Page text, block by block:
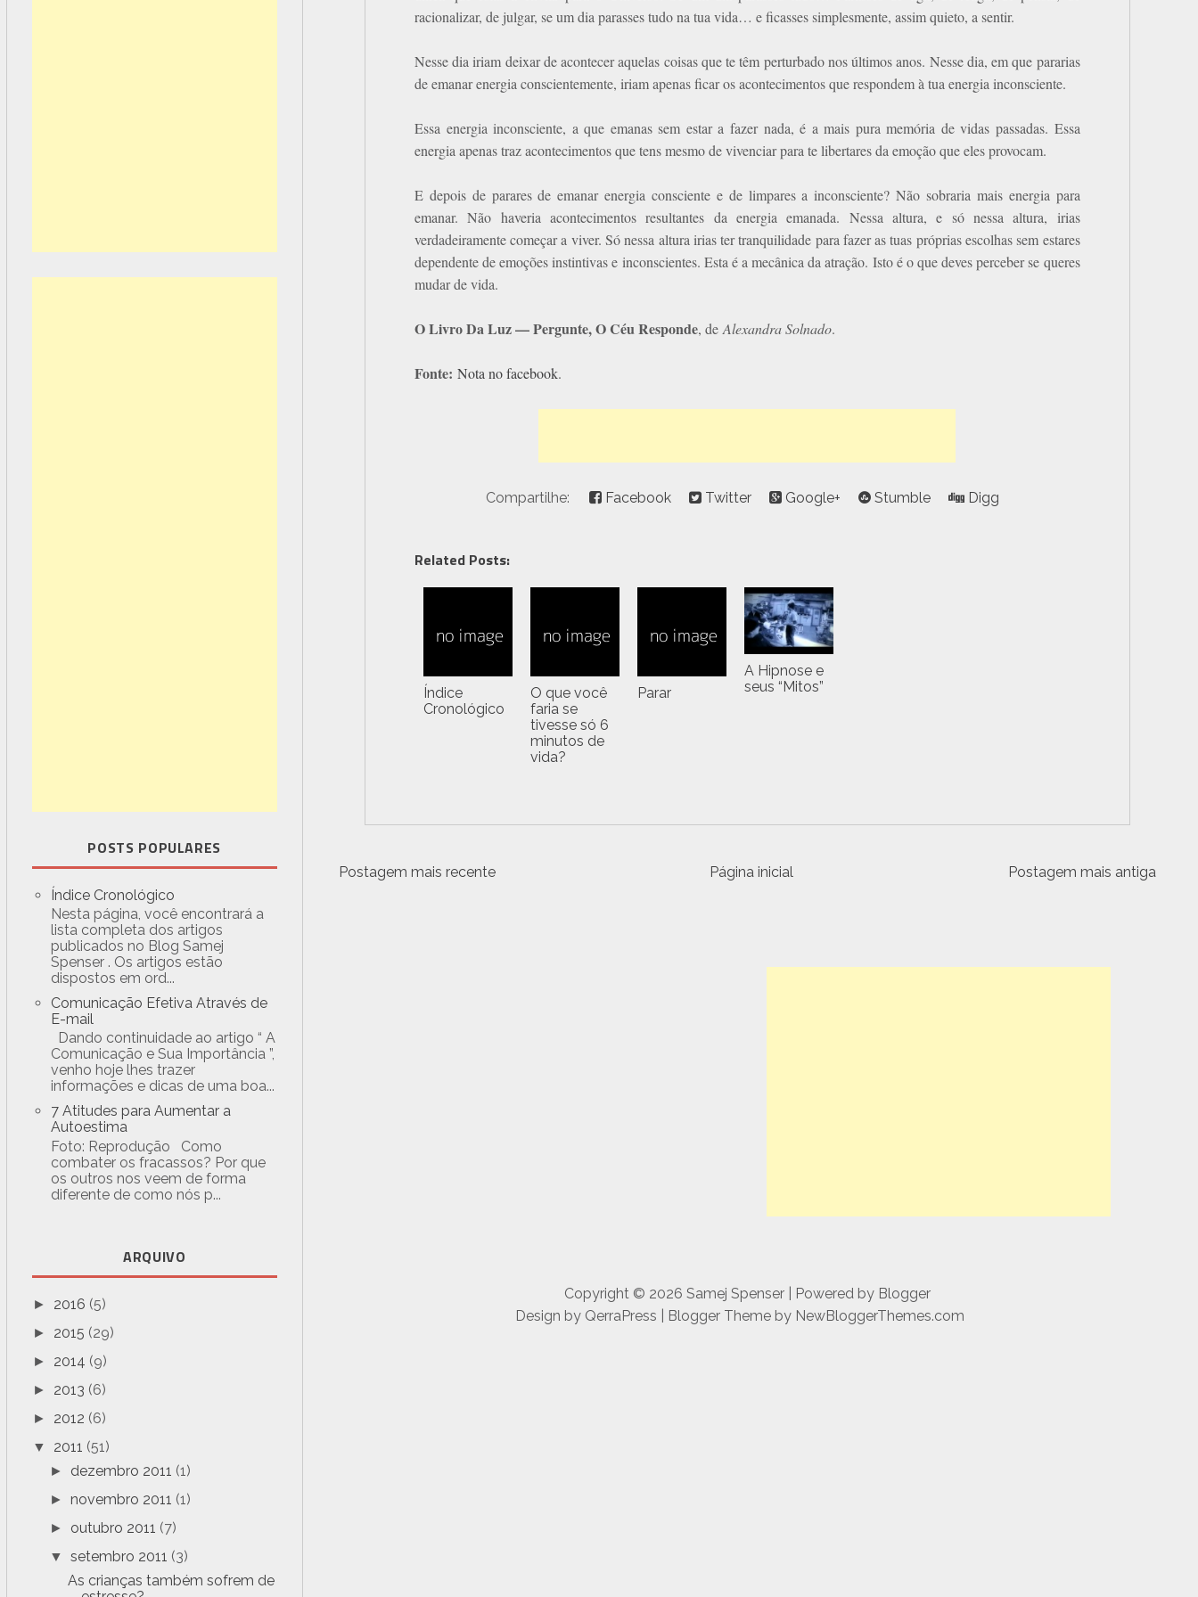
POSTS POPULARES
Índice Cronológico
Nesta página, você encontrará a
lista completa dos artigos
publicados no Blog Samej
Spenser . Os artigos estão
dispostos em ord...
Comunicação Efetiva Através de
E-mail
Dando continuidade ao artigo “ A
Comunicação e Sua Importância ”,
venho hoje lhes trazer
informações e dicas de uma boa...
7 Atitudes para Aumentar a
Autoestima
Foto: Reprodução Como
combater os fracassos? Por que
os outros nos veem de forma
diferente de como nós p...
ARQUIVO
► 2016 (5)
► 2015 (29)
► 2014 (9)
► 2013 (6)
► 2012 (6)
▼ 2011 (51)
► dezembro 2011 (1)
►novembro 2011 (1)
► outubro 2011 (7)
▼setembro 2011 (3)
As crianças também sofrem de
racionalizar, de julgar, se um dia parasses tudo na tua vida… e ficasses simplesmente, assim quieto, a sentir.
Nesse dia iriam deixar de acontecer aquelas coisas que te têm perturbado nos últimos anos. Nesse dia, em que pararias
de emanar energia conscientemente, iriam apenas ficar os acontecimentos que respondem à tua energia inconsciente.
Essa energia inconsciente, a que emanas sem estar a fazer nada, é a mais pura memória de vidas passadas. Essa
energia apenas traz acontecimentos que tens mesmo de vivenciar para te libertares da emoção que eles provocam.
E depois de parares de emanar energia consciente e de limpares a inconsciente? Não sobraria mais energia para
emanar. Não haveria acontecimentos resultantes da energia emanada. Nessa altura, e só nessa altura, irias
verdadeiramente começar a viver. Só nessa altura irias ter tranquilidade para fazer as tuas próprias escolhas sem estares
dependente de emoções instintivas e inconscientes. Esta é a mecânica da atração. Isto é o que deves perceber se queres
mudar de vida.
O Livro Da Luz — Pergunte, O Céu Responde, deAlexandra Solnado.
Fonte: Nota no facebook.
Compartilhe: Facebook Twitter Google+ Stumble Digg
Related Posts:
Índice
Cronológico
O que você
faria se
tivesse só 6
minutos de
vida?
Parar
A Hipnose e
seus “Mitos”
Postagem mais recente Postagem mais antiga
Página inicial
Copyright © 2026 Samej Spenser| Powered by Blogger
Design by QerraPress | Blogger Theme by NewBloggerThemes.com